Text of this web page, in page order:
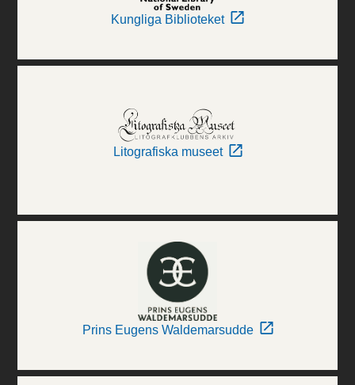
Kungliga Biblioteket
Litografiska museet
Prins Eugens Waldemarsudde